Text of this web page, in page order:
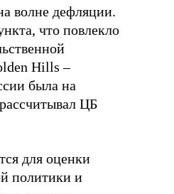
волне дефляции.
что повлекло
Hills –
была на
ЦБ
для оценки
политики и